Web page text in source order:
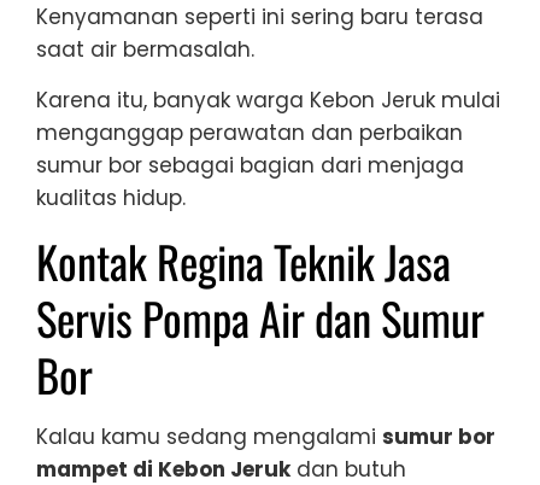
Kenyamanan seperti ini sering baru terasa
saat air bermasalah.
Karena itu, banyak warga Kebon Jeruk mulai
menganggap perawatan dan perbaikan
sumur bor sebagai bagian dari menjaga
kualitas hidup.
Kontak Regina Teknik Jasa
Servis Pompa Air dan Sumur
Bor
Kalau kamu sedang mengalami sumur bor
mampet di Kebon Jerukdan butuh